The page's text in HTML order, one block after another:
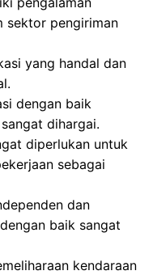
sektor pengiriman
yang handal dan
dengan baik
dihargai.
diperlukan untuk
sebagai
dan
baik sangat
kendaraan